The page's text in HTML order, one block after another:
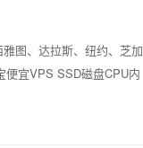
图、达拉斯、纽约、芝加
便宜VPS SSD磁盘CPU内